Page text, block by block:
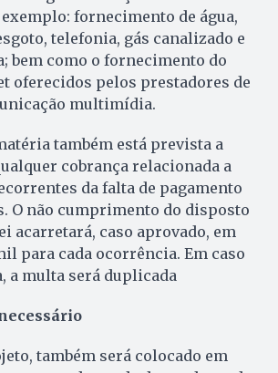
fornecimento de água,
telefonia, gás canalizado e
bem como o fornecimento do
oferecidos pelos prestadores de
multimídia.
também está prevista a
cobrança relacionada a
da falta de pagamento
O não cumprimento do disposto
acarretará, caso aprovado, em
para cada ocorrência. Em caso
a multa será duplicada
também será colocado em